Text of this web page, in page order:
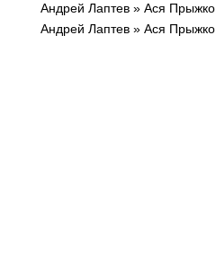
Андрей Лаптев » Ася Прыжко
Андрей Лаптев » Ася Прыжко